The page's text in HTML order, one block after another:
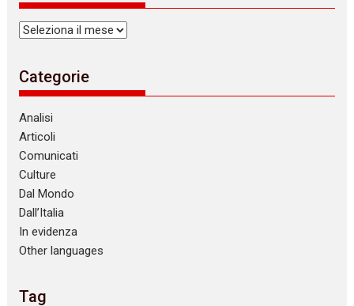
Archivi
Categorie
Analisi
Articoli
Comunicati
Culture
Dal Mondo
Dall’Italia
In evidenza
Other languages
Tag